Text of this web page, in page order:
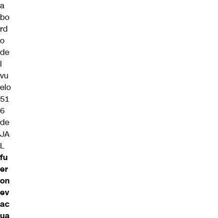
a
bo
rd
o
de
l
vu
elo
51
6
de
JA
L
fu
er
on
ev
ac